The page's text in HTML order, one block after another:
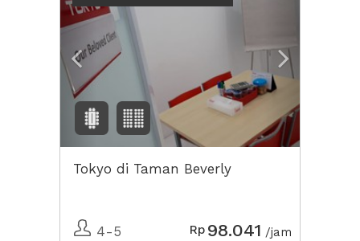
Tokyo di Taman Beverly
4-5 Rp 98.041 /jam